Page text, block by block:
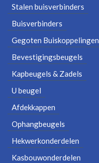
Stalen buisverbinders
Buisverbinders
Gegoten Buiskoppelingen
Bevestigingsbeugels
Kapbeugels & Zadels
U beugel
Afdekkappen
Ophangbeugels
Hekwerkonderdelen
Kasbouwonderdelen